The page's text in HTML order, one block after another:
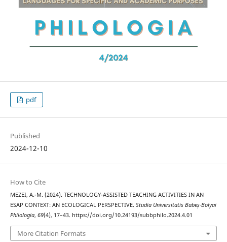
pdf
Published
2024-12-10
How to Cite
MEZEI, A.-M. (2024). TECHNOLOGY-ASSISTED TEACHING ACTIVITIES IN AN
ESAP CONTEXT: AN ECOLOGICAL PERSPECTIVE. Studia Universitatis Babeș-Bolyai
Philologia, 69(4), 17–43. https://doi.org/10.24193/subbphilo.2024.4.01
More Citation Formats